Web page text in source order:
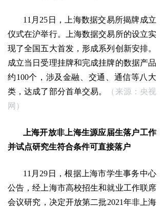
11月25日，上海数据交易所揭牌成立
仪式在沪举行。上海数据交易所的设立实
现了全国五大首发，形成系列创新安排。
成立当日受理挂牌和完成挂牌的数据产品
约100个，涉及金融、交通、通信等八大
类，达成了部分首单交易。
（来源：央视
网）
上海开放非上海生源应届生落户工作
并试点研究生符合条件可直接落户
11月29日，根据上海市学生事务中心
公告，经上海市高校招生和就业工作联席
会议研究，决定开放第二批2021年非上海